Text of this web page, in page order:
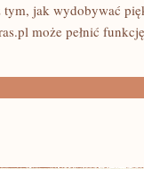
tym, jak wydobywać
może pełnić